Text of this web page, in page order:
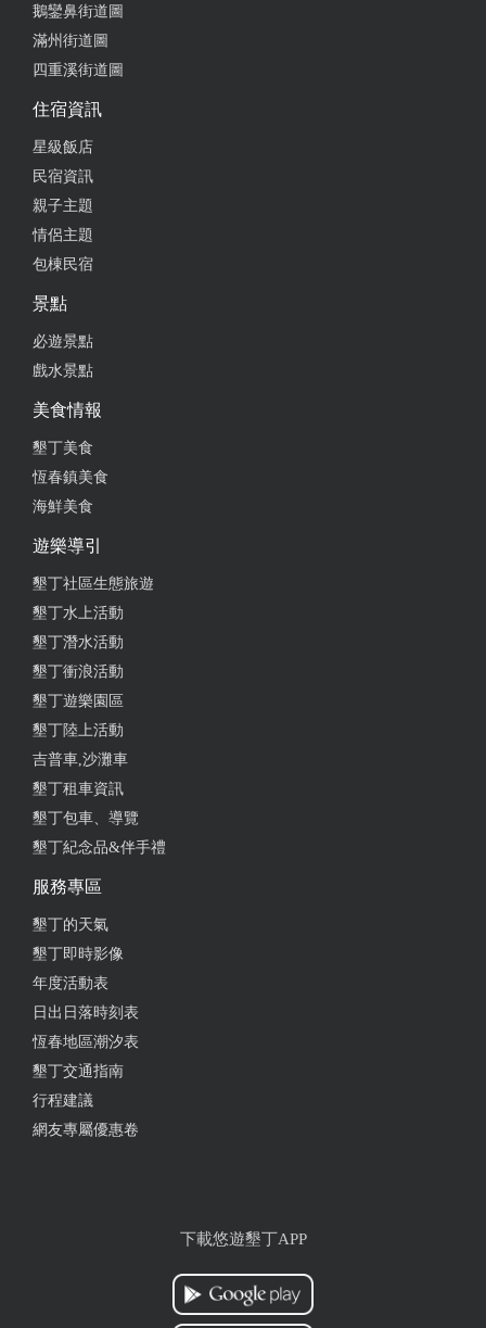
鵝鑾鼻街道圖
滿州街道圖
四重溪街道圖
住宿資訊
星級飯店
民宿資訊
親子主題
情侶主題
包棟民宿
景點
必遊景點
戲水景點
美食情報
墾丁美食
恆春鎮美食
海鮮美食
遊樂導引
墾丁社區生態旅遊
墾丁水上活動
墾丁潛水活動
墾丁衝浪活動
墾丁遊樂園區
墾丁陸上活動
吉普車,沙灘車
墾丁租車資訊
墾丁包車、導覽
墾丁紀念品&伴手禮
服務專區
墾丁的天氣
墾丁即時影像
年度活動表
日出日落時刻表
恆春地區潮汐表
墾丁交通指南
行程建議
網友專屬優惠卷
下載悠遊墾丁APP